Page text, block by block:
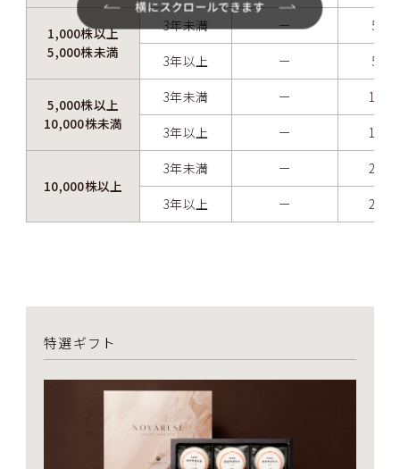
1,000株以上
5,000株未満
3年未満 ー
3年以上
ー
5,000株以上
10,000株未満
3年未満 ー
3年以上
ー
10,000株以上
3年未満 ー
3年以上
ー
特選ギフト